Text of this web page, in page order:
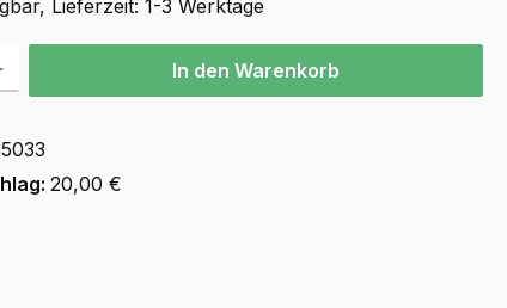
Lieferzeit: 1-3 Werktage
den gewünschten Wert ein oder benutze die Schaltflächen
In den Warenkorb
20,00 €